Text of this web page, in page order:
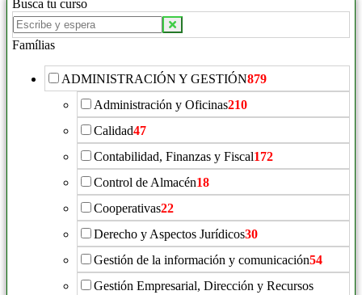
Busca tu curso
Buscar
productos:
Famílias
ADMINISTRACIÓN Y GESTIÓN879
Administración y Oficinas210
Calidad47
Contabilidad, Finanzas y Fiscal172
Control de Almacén18
Cooperativas22
Derecho y Aspectos Jurídicos30
Gestión de la información y comunicación54
Gestión Empresarial, Dirección y Recursos